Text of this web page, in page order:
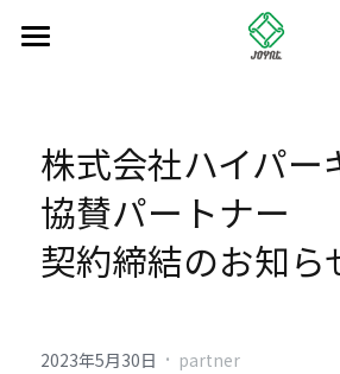
ABOUT
SERVICE
CASE
株式会社ハイパー
協賛パートナー
契約締結のお知ら
2023年5月30日 · partner